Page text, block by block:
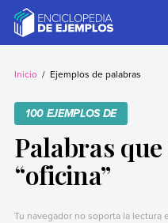
contentEjemplos
Necesitas ejemplos.
Inicio Ejemplos de palabras
100 EJEMPLOS DE
Palabras
“oficina”
Tu navegador no soporta la lectura